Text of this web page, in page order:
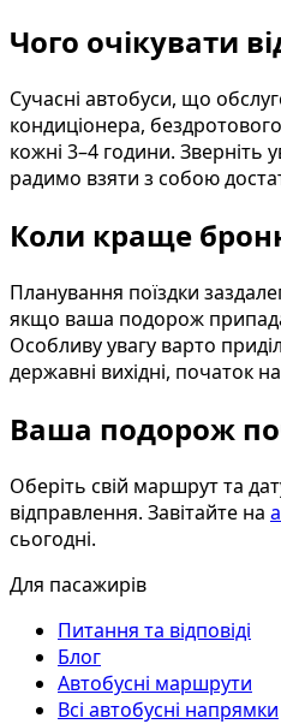
Чого очікувати
Сучасні автобуси, що
кондиціонера,
кожні 3–4 години. Зверніть
радимо взяти з собою
Коли краще
Планування поїздки
якщо ваша подорож
Особливу увагу варто
державні вихідні, початок
Ваша подорож
Оберіть свій маршрут та
відправлення. Завітайте на
сьогодні.
Для пасажирів
Питання та відповіді
Блог
Автобусні маршрути
Всі автобусні напрямки